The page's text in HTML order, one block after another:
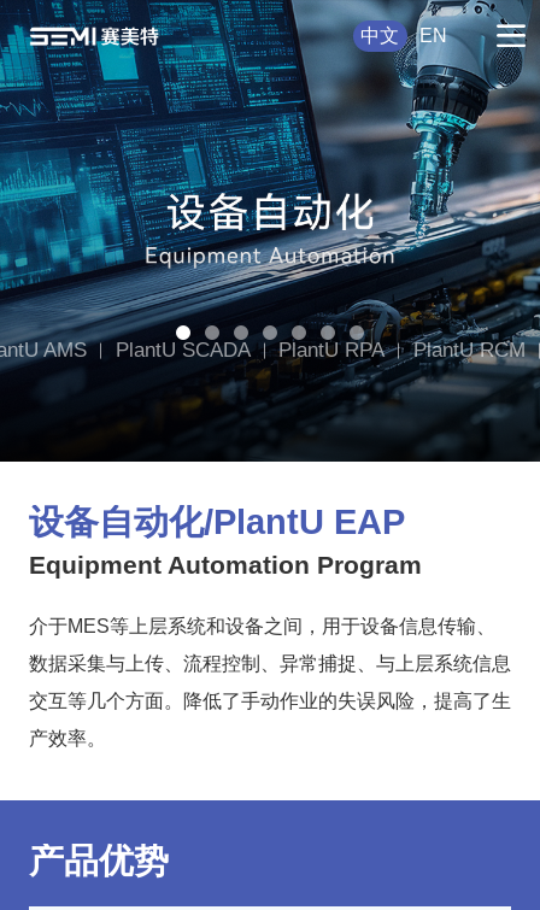
中文 EN
CCMS
AMS PlantU SCADA PlantU RPA PlantU RCM
设备自动化/PlantU EAP
Equipment Automation Program
介于MES等上层系统和设备之间，用于设备信息传输、
数据采集与上传、流程控制、异常捕捉、与上层系统信息
交互等几个方面。降低了手动作业的失误风险，提高了生
产效率。
产品优势